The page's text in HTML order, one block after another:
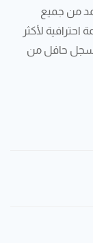
من جميع
لأكثر
مع سجل حافل من